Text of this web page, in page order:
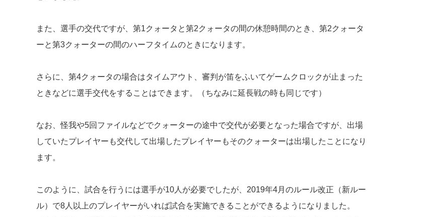
また、選手の交代ですが、第1クォータと第2クォータの間の休憩時間のとき、第2クォータ
ーと第3クォーターの間のハーフタイムのときになります。
さらに、第4クォータの場合はタイムアウト、審判が笛をふいてゲームクロックが止まった
ときなどに選手交代をすることはできます。（ちなみに延長戦の時も同じです）
なお、怪我や5回ファイルなどでクォーターの途中で交代が必要となった場合ですが、出場
していたプレイヤーも交代して出場したプレイヤーもそのクォーターは出場したことになり
ます。
このように、試合を行うには選手が10人が必要でしたが、2019年4月のルール改正（新ルー
ル）で8人以上のプレイヤーがいれば試合を実施できることができるようになりました。